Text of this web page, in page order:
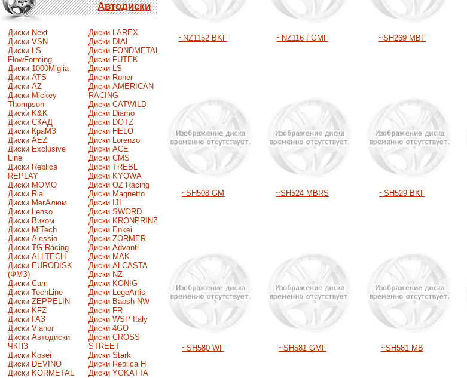
Автодиски
Диски Next
Диски VSN
Диски LS
FlowForming
Диски 1000Miglia
Диски ATS
Диски AZ
Диски Mickey
Thompson
Диски K&K
Диски СКАД
Диски КраМЗ
Диски AEZ
Диски Exclusive
Line
Диски Replica
REPLAY
Диски MOMO
Диски Rial
Диски МегАлюм
Диски Lenso
Диски Виком
Диски MiTech
Диски Alessio
Диски TG Racing
Диски ALLTECH
Диски EURODISK
(ФМЗ)
Диски Cam
Диски TechLine
Диски ZEPPELIN
Диски KFZ
Диски ГАЗ
Диски Vianor
Диски Автодиски
ЧКПЗ
Диски Kosei
Диски DEVINO
Диски KORMETAL
Диски LAREX
Диски DIAL
Диски FONDMETAL
Диски FUTEK
Диски LS
Диски Roner
Диски AMERICAN
RACING
Диски CATWILD
Диски Diamo
Диски DOTZ
Диски HELO
Диски Lorenzo
Диски ACE
Диски CMS
Диски TREBL
Диски KYOWA
Диски OZ Racing
Диски Magnetto
Диски IJI
Диски SWORD
Диски KRONPRINZ
Диски Enkei
Диски ZORMER
Диски Advanti
Диски MAK
Диски ALCASTA
Диски NZ
Диски KONIG
Диски LegeArtis
Диски Baosh NW
Диски FR
Диски WSP Italy
Диски 4GO
Диски CROSS
STREET
Диски Stark
Диски Replica H
Диски YOKATTA
~NZ1152 BKF ~NZ116 FGMF ~SH269 MBF
~SH508 GM ~SH524 MBRS ~SH529 BKF
~SH580 WF ~SH581 GMF ~SH581 MB